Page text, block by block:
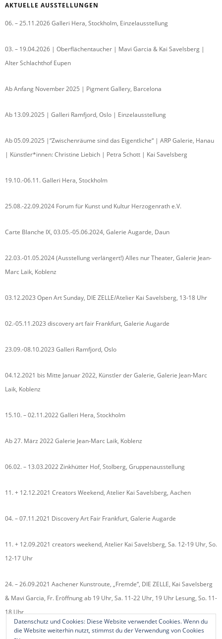
AKTUELLE AUSSTELLUNGEN
06. – 25.11.2026 Galleri Hera, Stockholm, Einzelausstellung
03. – 19.04.2026 | Oberflächentaucher | Mavi Garcia & Kai Savelsberg |
Alter Schlachthof Eupen
Ab Anfang November 2025 | Pigment Gallery, Barcelona
Ab 13.09.2025 | Galleri Ramfjord, Oslo | Einzelausstellung
Ab 05.09.2025 |“Zwischenräume sind das Eigentliche“ | ARP Galerie, Hanau
| Künstler*innen: Christine Liebich | Petra Schott | Kai Savelsberg
19.10.-06.11. Galleri Hera, Stockholm
25.08.-22.09.2024 Forum für Kunst und Kultur Herzogenrath e.V.
Carte Blanche IX, 03.05.-05.06.2024, Galerie Augarde, Daun
22.03.-01.05.2024 (Ausstellung verlängert!) Alles nur Theater, Galerie Jean-
Marc Laik, Koblenz
03.12.2023 Open Art Sunday, DIE ZELLE/Atelier Kai Savelsberg, 13-18 Uhr
02.-05.11.2023 discovery art fair Frankfurt, Galerie Augarde
23.09.-08.10.2023 Galleri Ramfjord, Oslo
04.12.2021 bis Mitte Januar 2022, Künstler der Galerie, Galerie Jean-Marc
Laik, Koblenz
15.10. – 02.11.2022 Galleri Hera, Stockholm
Ab 27. März 2022 Galerie Jean-Marc Laik, Koblenz
06.02. – 13.03.2022 Zinkhütter Hof, Stolberg, Gruppenausstellung
11. + 12.12.2021 Creators Weekend, Atelier Kai Savelsberg, Aachen
04. – 07.11.2021 Discovery Art Fair Frankfurt, Galerie Augarde
11. + 12.09.2021 creators weekend, Atelier Kai Savelsberg, Sa. 12-19 Uhr, So.
12-17 Uhr
24. – 26.09.2021 Aachener Kunstroute, „Fremde“, DIE ZELLE, Kai Savelsberg
& Mavi Garcia, Fr. Eröffnung ab 19 Uhr, Sa. 11-22 Uhr, 19 Uhr Lesung, So. 11-
18 Uhr
Datenschutz und Cookies: Diese Website verwendet Cookies. Wenn du
die Website weiterhin nutzt, stimmst du der Verwendung von Cookies